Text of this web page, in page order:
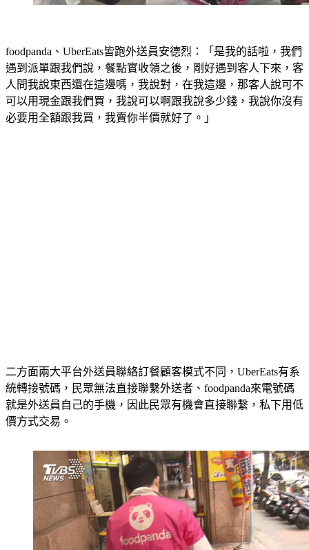
foodpanda、UberEats皆跑外送員安德烈：「是我的話啦，我們
遇到派單跟我們說，餐點實收領之後，剛好遇到客人下來，客
人問我說東西還在這邊嗎，我說對，在我這邊，那客人說可不
可以用現金跟我們買，我說可以啊跟我說多少錢，我說你沒有
必要用全額跟我買，我賣你半價就好了。」
二方面兩大平台外送員聯絡訂餐顧客模式不同，UberEats有系
統轉接號碼，民眾無法直接聯繫外送者、foodpanda來電號碼
就是外送員自己的手機，因此民眾有機會直接聯繫，私下用低
價方式交易。